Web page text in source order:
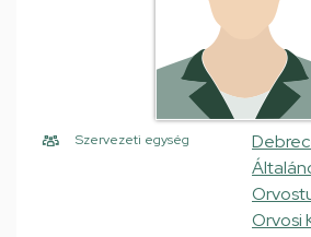
Szervezeti egység
Orvosi